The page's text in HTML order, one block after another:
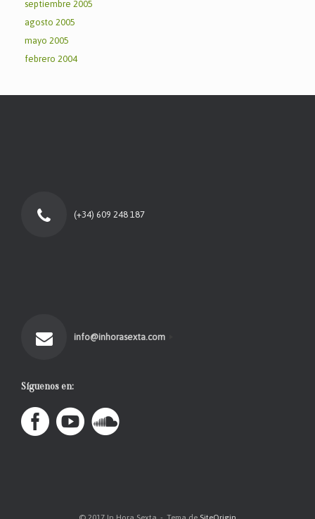
septiembre 2005
agosto 2005
mayo 2005
febrero 2004
(+34) 609 248 187
info@inhorasexta.com
Síguenos en: